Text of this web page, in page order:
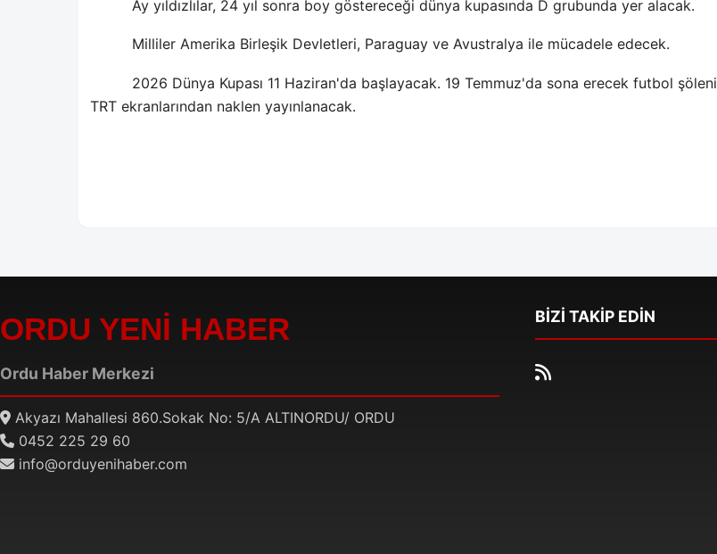
Ay yıldızlılar, 24 yıl sonra boy göstereceği dünya kupasında D grubunda yer alacak.
Milliler Amerika Birleşik Devletleri, Paraguay ve Avustralya ile mücadele edecek.
2026 Dünya Kupası 11 Haziran'da başlayacak. 19 Temmuz'da sona erecek futbol şöleni
TRT ekranlarından naklen yayınlanacak.
ORDU YENİ HABER
Ordu Haber Merkezi
Akyazı Mahallesi 860.Sokak No: 5/A ALTINORDU/ ORDU
0452 225 29 60
info@orduyenihaber.com
BİZİ TAKİP EDİN